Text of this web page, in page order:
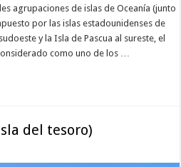
agrupaciones de islas de Oceanía (junto
por las islas estadounidenses de
y la Isla de Pascua al sureste, el
como uno de los …
del tesoro)